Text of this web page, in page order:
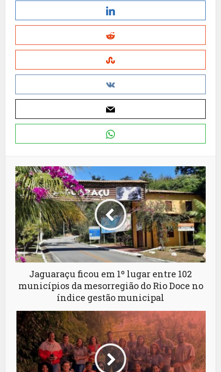
Jaguaraçu ficou em 1º lugar entre 102
municípios da mesorregião do Rio Doce no
índice gestão municipal